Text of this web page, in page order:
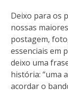
Deixo para os
nossas
postagem,
essenciais em
deixo uma
história: “uma
acordar o